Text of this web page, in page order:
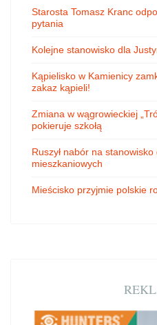
Starosta Tomasz Kranc
pytania
Kolejne stanowisko dla
Kąpielisko w Kamienicy
zakaz kąpieli!
Zmiana w wągrowieckiej
pokieruje szkołą
Ruszył nabór na
mieszkaniowych
Mieścisko przyjmie polskie